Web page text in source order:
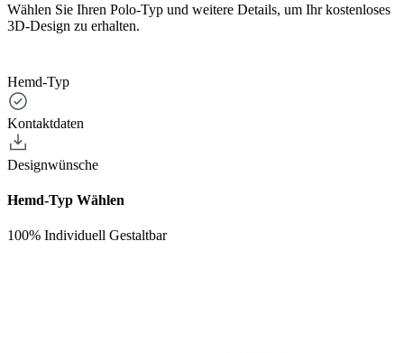
Wählen Sie Ihren Polo-Typ und weitere Details, um Ihr kostenloses
3D-Design zu erhalten.
Hemd-Typ
Kontaktdaten
Designwünsche
Hemd-Typ Wählen
100% Individuell Gestaltbar